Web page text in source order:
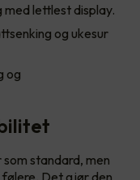
med lettlest display.
og ukesur
og
som standard, men